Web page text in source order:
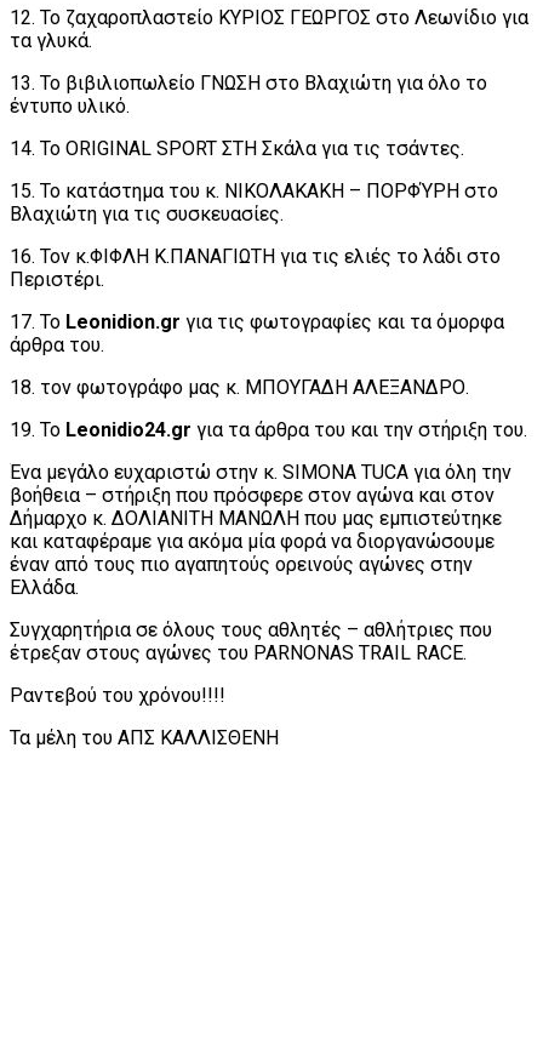
12. Το ζαχαροπλαστείο ΚΥΡΙΟΣ ΓΕΩΡΓΟΣ στο Λεωνίδιο για
τα γλυκά.
13. Το βιβιλιοπωλείο ΓΝΩΣΗ στο Βλαχιώτη για όλο το
έντυπο υλικό.
14. Το ORIGINAL SPORT ΣΤΗ Σκάλα για τις τσάντες.
15. Το κατάστημα του κ. ΝΙΚΟΛΑΚΑΚΗ – ΠΟΡΦΎΡΗ στο
Βλαχιώτη για τις συσκευασίες.
16. Τον κ.ΦΙΦΛΗ Κ.ΠΑΝΑΓΙΩΤΗ για τις ελιές το λάδι στο
Περιστέρι.
17. Το Leonidion.gr για τις φωτογραφίες και τα όμορφα
άρθρα του.
18. τον φωτογράφο μας κ. ΜΠΟΥΓΑΔΗ ΑΛΕΞΑΝΔΡΟ.
19. Το Leonidio24.gr για τα άρθρα του και την στήριξη του.
Ένα μεγάλο ευχαριστώ στην κ. SIMONA TUCA για όλη την
βοήθεια – στήριξη που πρόσφερε στον αγώνα και στον
Δήμαρχο κ. ΔΟΛΙΑΝΙΤΗ ΜΑΝΩΛΗ που μας εμπιστεύτηκε
και καταφέραμε για ακόμα μία φορά να διοργανώσουμε
έναν από τους πιο αγαπητούς ορεινούς αγώνες στην
Ελλάδα.
Συγχαρητήρια σε όλους τους αθλητές – αθλήτριες που
έτρεξαν στους αγώνες του PARNONAS TRAIL RACE.
Ραντεβού του χρόνου!!!!
Τα μέλη του ΑΠΣ ΚΑΛΛΙΣΘΕΝΗ